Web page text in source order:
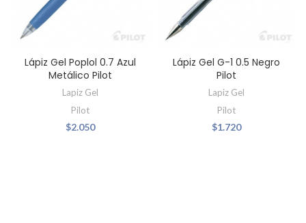
Lápiz Gel Poplol 0.7 Azul
Metálico Pilot
Lapiz Gel
Pilot
$2.050
Lápiz Gel G-1 0.5 Negro
Pilot
Lapiz Gel
Pilot
$1.720